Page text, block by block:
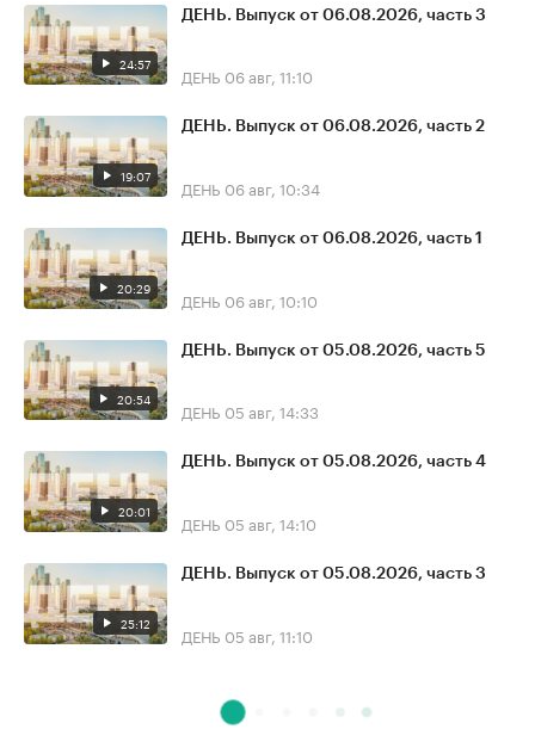
24:57
ДЕНЬ. Выпуск от 06.08.2026, часть 3
ДЕНЬ 06 авг, 11:10
19:07
ДЕНЬ. Выпуск от 06.08.2026, часть 2
ДЕНЬ 06 авг, 10:34
20:29
ДЕНЬ. Выпуск от 06.08.2026, часть 1
ДЕНЬ 06 авг, 10:10
20:54
ДЕНЬ. Выпуск от 05.08.2026, часть 5
ДЕНЬ 05 авг, 14:33
20:01
ДЕНЬ. Выпуск от 05.08.2026, часть 4
ДЕНЬ 05 авг, 14:10
25:12
ДЕНЬ. Выпуск от 05.08.2026, часть 3
ДЕНЬ 05 авг, 11:10